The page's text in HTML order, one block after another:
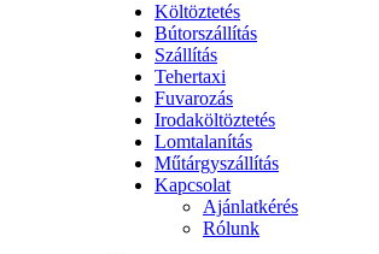
Költöztetés
Bútorszállítás
Szállítás
Tehertaxi
Fuvarozás
Irodaköltöztetés
Lomtalanítás
Műtárgyszállítás
Kapcsolat
Ajánlatkérés
Rólunk